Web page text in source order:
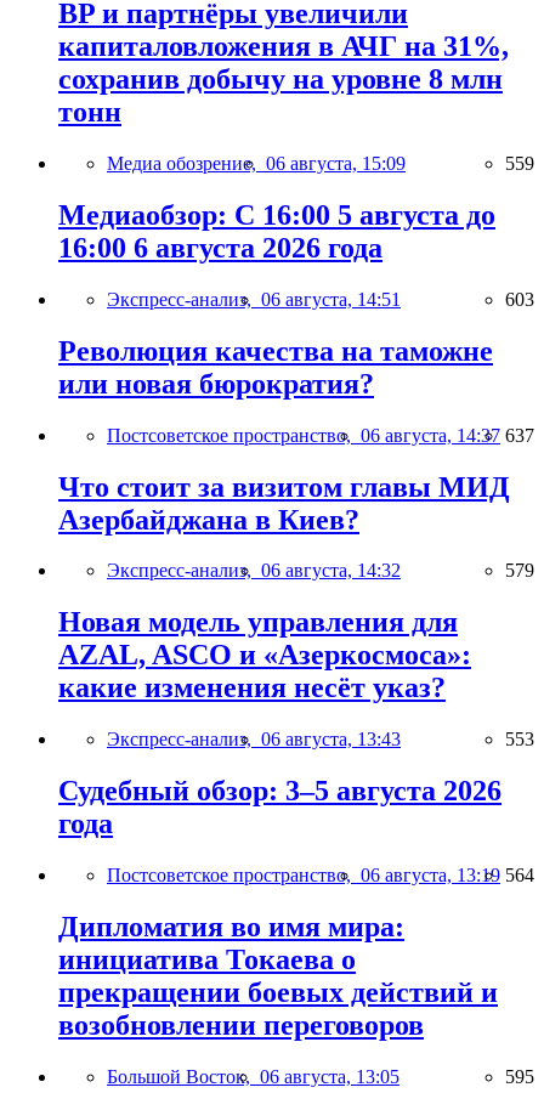
BP и партнёры увеличили
капиталовложения в АЧГ на 31%,
сохранив добычу на уровне 8 млн
тонн
Медиа обозрение, 06 августа, 15:09 559
Медиаобзор: С 16:00 5 августа до
16:00 6 августа 2026 года
Экспресс-анализ, 06 августа, 14:51 603
Революция качества на таможне
или новая бюрократия?
Постсоветское пространство, 06 августа, 14:37 637
Что стоит за визитом главы МИД
Азербайджана в Киев?
Экспресс-анализ, 06 августа, 14:32 579
Новая модель управления для
AZAL, ASCO и «Азеркосмоса»:
какие изменения несёт указ?
Экспресс-анализ, 06 августа, 13:43 553
Судебный обзор: 3–5 августа 2026
года
Постсоветское пространство, 06 августа, 13:19 564
Дипломатия во имя мира:
инициатива Токаева о
прекращении боевых действий и
возобновлении переговоров
Большой Восток, 06 августа, 13:05 595